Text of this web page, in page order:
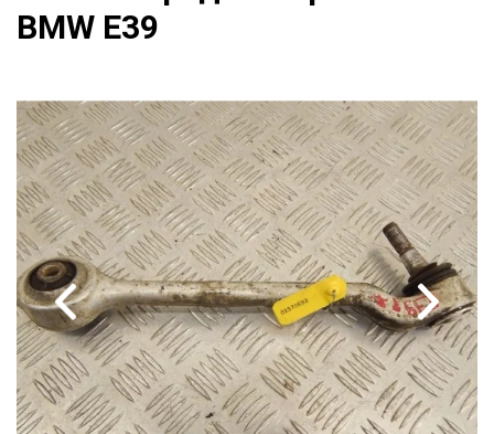
BMW E39